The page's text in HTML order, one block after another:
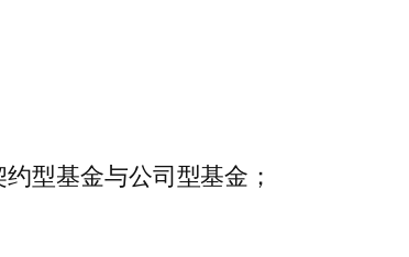
型基金与公司型基金；